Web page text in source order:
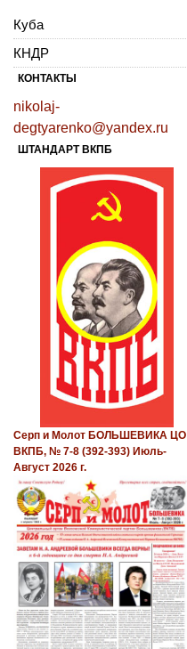
Куба
КНДР
КОНТАКТЫ
nikolaj-
degtyarenko@yandex.ru
ШТАНДАРТ ВКПБ
Серп и Молот БОЛЬШЕВИКА ЦО
ВКПБ, № 7-8 (392-393) Июль-
Август 2026 г.